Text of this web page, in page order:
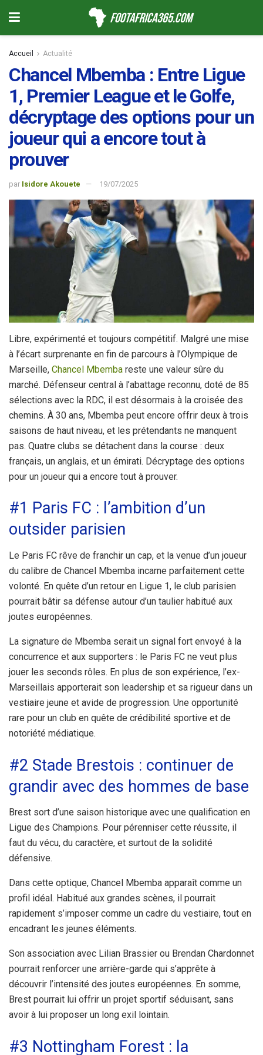
Accueil Actualité
Chancel Mbemba : Entre Ligue
1, Premier League et le Golfe,
décryptage des options pour un
joueur qui a encore tout à
prouver
par Isidore Akouete 19/07/2025
Libre, expérimenté et toujours compétitif. Malgré une mise
à l’écart surprenante en fin de parcours à l’Olympique de
Marseille, Chancel Mbemba reste une valeur sûre du
marché. Défenseur central à l’abattage reconnu, doté de 85
sélections avec la RDC, il est désormais à la croisée des
chemins. À 30 ans, Mbemba peut encore offrir deux à trois
saisons de haut niveau, et les prétendants ne manquent
pas. Quatre clubs se détachent dans la course : deux
français, un anglais, et un émirati. Décryptage des options
pour un joueur qui a encore tout à prouver.
#1 Paris FC : l’ambition d’un
outsider parisien
Le Paris FC rêve de franchir un cap, et la venue d’un joueur
du calibre de Chancel Mbemba incarne parfaitement cette
volonté. En quête d’un retour en Ligue 1, le club parisien
pourrait bâtir sa défense autour d’un taulier habitué aux
joutes européennes.
La signature de Mbemba serait un signal fort envoyé à la
concurrence et aux supporters : le Paris FC ne veut plus
jouer les seconds rôles. En plus de son expérience, l’ex-
Marseillais apporterait son leadership et sa rigueur dans un
vestiaire jeune et avide de progression. Une opportunité
rare pour un club en quête de crédibilité sportive et de
notoriété médiatique.
#2 Stade Brestois : continuer de
grandir avec des hommes de base
Brest sort d’une saison historique avec une qualification en
Ligue des Champions. Pour pérenniser cette réussite, il
faut du vécu, du caractère, et surtout de la solidité
défensive.
Dans cette optique, Chancel Mbemba apparaît comme un
profil idéal. Habitué aux grandes scènes, il pourrait
rapidement s’imposer comme un cadre du vestiaire, tout en
encadrant les jeunes éléments.
Son association avec Lilian Brassier ou Brendan Chardonnet
pourrait renforcer une arrière-garde qui s’apprête à
découvrir l’intensité des joutes européennes. En somme,
Brest pourrait lui offrir un projet sportif séduisant, sans
avoir à lui proposer un long exil lointain.
#3 Nottingham Forest : la